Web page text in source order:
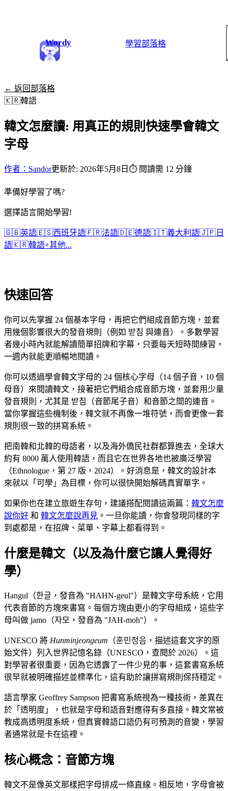
Wordy 學習部落格
← 返回部落格
🇰🇷韓語
韓文怎麼讀: 用真正的規則快速學會韓文
字母
作者：Sandor更新於: 2026年5月8日 ⏱ 閱讀需 12 分鐘
準備好學習了嗎?
選擇語言開始學習!
🇬🇧英語🇪🇸西班牙語🇫🇷法語🇩🇪德語🇮🇹義大利語🇯🇵 日
語🇰🇷韓語+其他...
快速回答
你可以先掌握 24 個基本字母，再把它們組成音節方塊，並套
用幾個影響很大的發音規則（例如 받침 與連音）。多數學習
者幾小時內就能解讀簡單招牌和字幕，只要每天短時間練習，
一週內就能更順暢地閱讀。
你可以透過學會韓文字母的 24 個核心字母（14 個子音，10 個
母音）來閱讀韓文，接著把它們組合成音節方塊，並套用少量
發音規則，尤其是 받침（音節尾子音）和音節之間的連音。
當你掌握這些機制後，韓文就不再像一堆符號，而會更像一套
規則很一致的拼寫系統。
把南韓和北韓的母語者，以及海外僑民社群都算進去，全球大
約有 8000 萬人使用韓語，而且它在世界各地也被廣泛學習
（Ethnologue，第 27 版，2024）。好消息是，韓文的設計本
來就以「可學」為目標，你可以很快開始解碼真實單字。
如果你也在建立旅遊生存句，建議搭配閱讀這兩篇： 韓文怎麼
說你好 和 韓文怎麼說再見 。一旦你能讀，你會發現同樣的字
到處都是，在招牌、菜單、字幕上都看得到。
什麼是韓文（以及為什麼它讓人覺得好
學）
Hangul（한글，發音為 "HAHN-geul"）是韓文字母系統，它用
代表音節的方塊來書寫。每個方塊由更小的字母組成，這些字
母叫做 jamo（자모，發音為 "JAH-moh"）。
UNESCO 將 Hunminjeongeum （훈민정음，描述這套文字的原
始文件）列入世界記憶名錄（UNESCO，查閱於 2026）。這
對學習者很重要，因為它透露了一件少見的事，這套書寫系統
很早就被明確描述並標準化，這有助於讓拼寫規則保持穩定。
語言學家 Geoffrey Sampson 把書寫系統視為一種技術，差異在
於「透明度」，也就是字母和語音對應得有多直接。韓文常被
教成高透明度系統，但真實韓語口語仍有可預測的音變，學習
者通常就是卡在這裡。
核心概念：音節方塊
韓文不是像英文那樣把字母排成一條直線。相反地，字母會被